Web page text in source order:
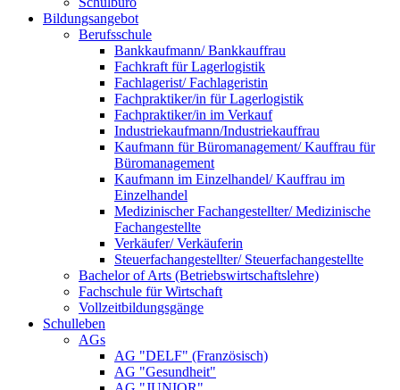
Bildungsangebot
Berufsschule
Bankkaufmann/ Bankkauffrau
Fachkraft für Lagerlogistik
Fachlagerist/ Fachlageristin
Fachpraktiker/in für Lagerlogistik
Fachpraktiker/in im Verkauf
Industriekaufmann/Industriekauffrau
Kaufmann für Büromanagement/ Kauffrau für
Büromanagement
Kaufmann im Einzelhandel/ Kauffrau im
Einzelhandel
Medizinischer Fachangestellter/ Medizinische
Fachangestellte
Verkäufer/ Verkäuferin
Steuerfachangestellter/ Steuerfachangestellte
Bachelor of Arts (Betriebswirtschaftslehre)
Fachschule für Wirtschaft
Vollzeitbildungsgänge
Schulleben
AGs
AG "DELF" (Französisch)
AG "Gesundheit"